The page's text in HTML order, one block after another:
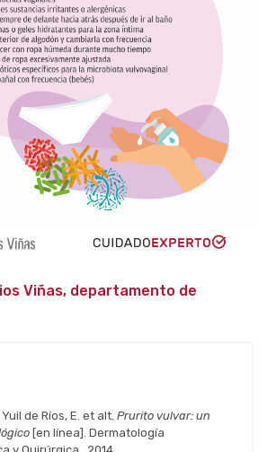
Viñas, departamento de
de Ríos, E. et alt. Prurito vulvar: un
[en línea]. Dermatología